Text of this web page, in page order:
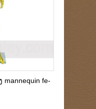
mannequin fe-